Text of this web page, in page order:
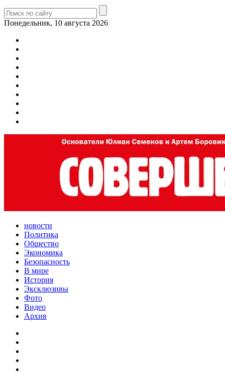
Понедельник, 10 августа 2026
новости
Политика
Общество
Экономика
Безопасность
В мире
История
Эксклюзивы
Фото
Видео
Архив